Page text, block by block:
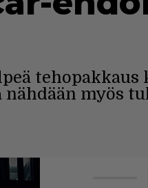
tehopakkaus
nähdään myös